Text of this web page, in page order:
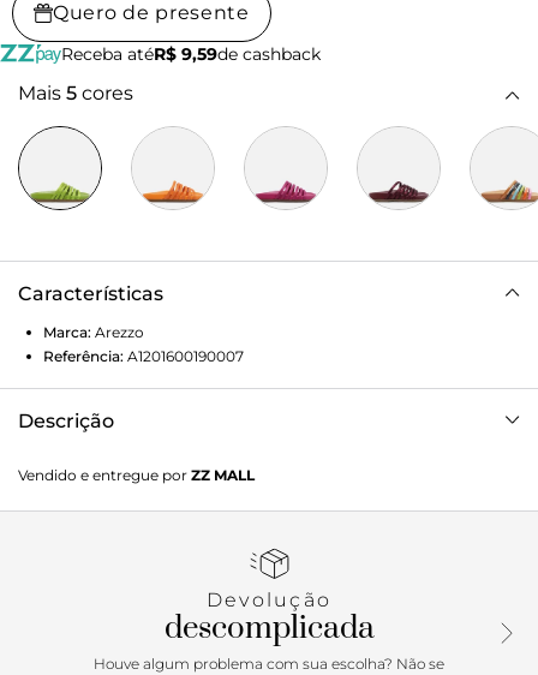
Quero de presente
Receba atéR$ 9,59de cashback
Mais 5 cores
Características
Marca: Arezzo
Referência: A1201600190007
Descrição
palmilha com formato anatômico e inscrição do nome da
marca. Possui solado flatform, base emborrachada e
dedos e na parte superior do pé.
Vendido e entregue por ZZ MALL
Devolução
descomplicada
Houve algum problema com sua escolha? Não se